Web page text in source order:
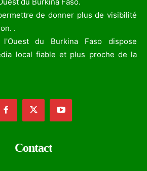
de donner plus de visibilité
.
du Burkina Faso dispose
local fiable et plus proche de la
Contact